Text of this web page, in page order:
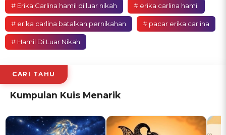
# Erika Carlina hamil di luar nikah # erika carlina hamil
# erika carlina batalkan pernikahan # pacar erika carlina
# Hamil Di Luar Nikah
CARI TAHU
Kumpulan Kuis Menarik